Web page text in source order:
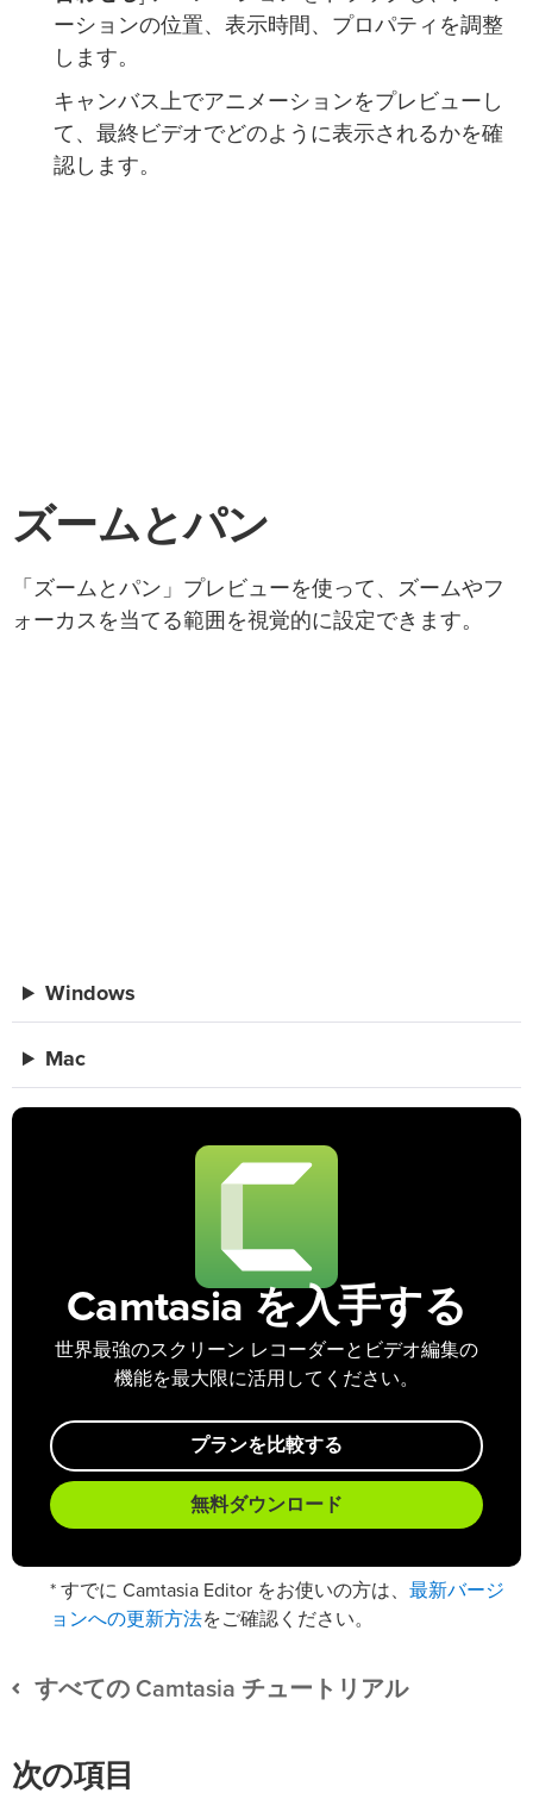
ーションの位置、表示時間、プロパティを調整
します。
キャンバス上でアニメーションをプレビューし
て、最終ビデオでどのように表示されるかを確
認します。
ズームとパン
「ズームとパン」プレビューを使って、ズームやフ
ォーカスを当てる範囲を視覚的に設定できます。
Windows
Mac
Camtasia を入手する
世界最強のスクリーン レコーダーとビデオ編集の
機能を最大限に活用してください。
プランを比較する
無料ダウンロード
* すでに Camtasia Editor をお使いの方は、 最新バージ
ョンへの更新方法をご確認ください。
すべての Camtasia チュートリアル
次の項目